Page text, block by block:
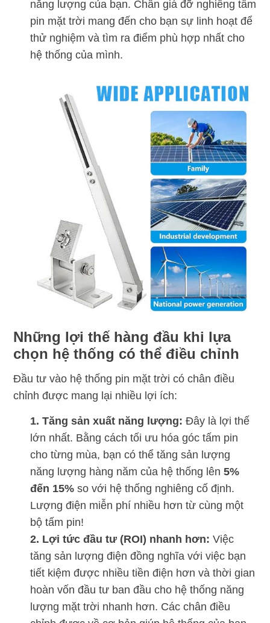
năng lượng của bạn. Chân giá đỡ nghiêng tấm
pin mặt trời mang đến cho bạn sự linh hoạt để
thử nghiệm và tìm ra điểm phù hợp nhất cho
hệ thống của mình.
Những lợi thế hàng đầu khi lựa
chọn hệ thống có thể điều chỉnh
Đầu tư vào hệ thống pin mặt trời có chân điều
chỉnh được mang lại nhiều lợi ích:
1. Tăng sản xuất năng lượng: Đây là lợi thế
lớn nhất. Bằng cách tối ưu hóa góc tấm pin
cho từng mùa, bạn có thể tăng sản lượng
năng lượng hàng năm của hệ thống lên 5%
đến 15%so với hệ thống nghiêng cố định.
Lượng điện miễn phí nhiều hơn từ cùng một
bộ tấm pin!
2. Lợi tức đầu tư (ROI) nhanh hơn: Việc
tăng sản lượng điện đồng nghĩa với việc bạn
tiết kiệm được nhiều tiền điện hơn và thời gian
hoàn vốn đầu tư ban đầu cho hệ thống năng
lượng mặt trời nhanh hơn. Các chân điều